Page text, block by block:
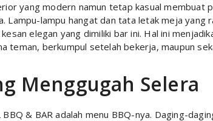
yang modern namun tetap kasual membuat
Lampu-lampu hangat dan tata letak meja yang
elegan yang dimiliki bar ini. Hal ini
teman, berkumpul setelah bekerja, maupun
Menggugah Selera
& BAR adalah menu BBQ-nya. Daging-